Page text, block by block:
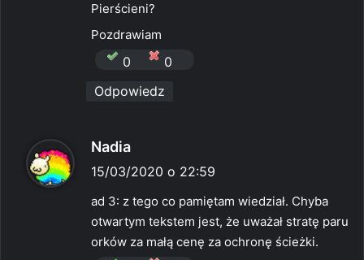
Pierścieni?
Pozdrawiam
0
0
Odpowiedz
Nadia
i
e
15/03/2020 o 22:59
ad 3: z tego co pamiętam wiedział. Chyba
otwartym tekstem jest, że uważał stratę paru
orków za małą cenę za ochronę ścieżki.